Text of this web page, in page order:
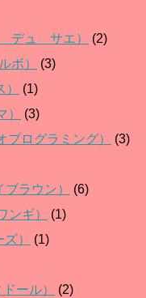
デュ サエ）
(2)
ボ）
(3)
(1)
(3)
プログラミング）
(3)
ラウン）
(6)
ンギ）
(1)
）
(1)
ール）
(2)